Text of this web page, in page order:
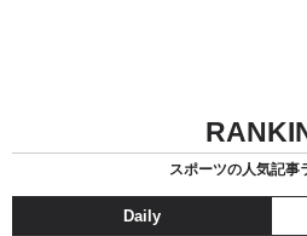
スポーツの人気記事
Daily